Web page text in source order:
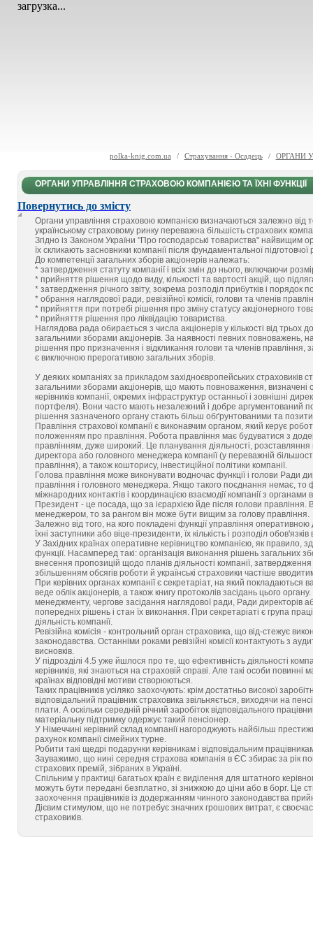
загрузка...
polka-knig.com.ua / Страхування - Осадець / ОРГАНИ
ОРГАНИ УПРАВЛІННЯ СТРАХОВОЮ КОМПАНІЄЮ ТА ЇХНІ ФУНКЦІЇ
Повернутись до змісту
Органи управління страховою компанією визначаються залежно від
українському страховому ринку переважна більшість страхових
Згідно із Законом України "Про господарські товариства" найвищим
їх скликають засновники компанії після фундаментальної підготовчої
До компетенції загальних зборів акціонерів належать:
* затвердження статуту компанії і всіх змін до нього, включаючи
* прийняття рішення щодо виду, кількості та вартості акцій, що
* затвердження річного звіту, зокрема розподіл прибутків і порядок
* обрання наглядової ради, ревізійної комісії, голови та членів
* прийняття при потребі рішення про зміну статусу акціонерного
* прийняття рішення про ліквідацію товариства.
Наглядова рада обирається з числа акціонерів у кількості від
загальними зборами акціонерів. За наявності певних
рішення про призначення і відкликання голови та членів
є виключною прерогативою загальних зборів.
У деяких компаніях за прикладом західноєвропейських страховиків
загальними зборами акціонерів, що мають повноваження,
керівників компанії, окремих інфраструктур останньої і зовнішні
портфеля). Вони часто мають незалежний і добре аргументований
рішення зазначеного органу стають більш обґрунтованими та
Правління страхової компанії є виконавчим органом, який керує
положенням про правління. Робота правління має будуватися з
правлінням, дуже широкий. Це планування діяльності, розставляння
директора або головного менеджера компанії (у переважній
правління), а також кошторису, інвестиційної політики компанії.
Голова правління може виконувати водночас функції і голови Ради
правління і головного менеджера. Якщо такого поєднання немає, то
міжнародних контактів і координацією взаємодії компанії з
Президент - це посада, що за ієрархією йде після голови
менеджером, то за рангом він може бути вищим за голову правління.
Залежно від того, на кого покладені функції управління
їхні заступники або віце-президенти, їх кількість і розподіл
У Західних країнах оперативне керівництво компанією, як
функції. Насамперед такі: організація виконання рішень загальних
внесення пропозицій щодо планів діяльності компанії,
збільшенням обсягів роботи й українські страховики частіше
При керівних органах компанії є секретаріат, на який
веде облік акціонерів, а також книгу протоколів засідань цього
менеджменту, чергове засідання наглядової ради, Ради директорів
попередніх рішень і стан їх виконання. При секретаріаті є група
діяльність компанії.
Ревізійна комісія - контрольний орган страховика, що від-стежує
законодавства. Останніми роками ревізійні комісії контактують з
висновків.
У підрозділі 4.5 уже йшлося про те, що ефективність діяльності
керівників, які знаються на страховій справі. Але такі особи
країнах відповідні мотиви створюються.
Таких працівників усіляко заохочують: крім достатньо високої
відповідальний працівник страховика звільняється, виходячи на
плати. А оскільки середній річний заробіток відповідального
матеріальну підтримку одержує такий пенсіонер.
У Німеччині керівний склад компанії нагороджують найбільш
рахунок компанії сімейних турне.
Робити такі щедрі подарунки керівникам і відповідальним
Зауважимо, що нині середня страхова компанія в ЄС збирає за рік
страхових премій, зібраних в Україні.
Спільним у практиці багатьох країн є виділення для штатного
можуть бути передані безплатно, зі знижкою до ціни або в борг. Це
заохочення працівників із додержанням чинного законодавства
Дієвим стимулом, що не потребує значних грошових витрат, є
страховиків.